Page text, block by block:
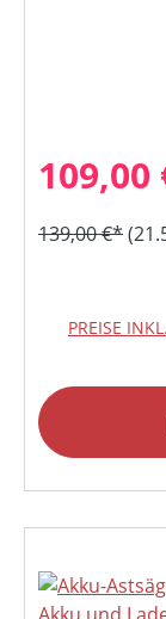
109,00
139,00 €*
PREISE